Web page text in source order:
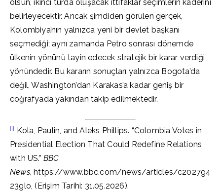
olsun, ikinci turda oluşacak ittifaklar seçimlerin kaderini
belirleyecektir. Ancak şimdiden görülen gerçek,
Kolombiya’nın yalnızca yeni bir devlet başkanı
seçmediği; aynı zamanda Petro sonrası dönemde
ülkenin yönünü tayin edecek stratejik bir karar verdiği
yönündedir. Bu kararın sonuçları yalnızca Bogota’da
değil, Washington’dan Karakas’a kadar geniş bir
coğrafyada yakından takip edilmektedir.
[i] Kola, Paulin, and Aleks Phillips. “Colombia Votes in
Presidential Election That Could Redefine Relations
with US.” BBC
News, https://www.bbc.com/news/articles/c2027g4
23glo, (Erişim Tarihi: 31.05.2026).